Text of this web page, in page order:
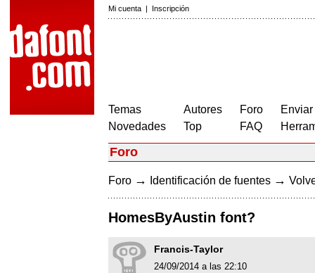
Mi cuenta | Inscripción
Temas
Novedades
Autores
Top
Foro
FAQ
Foro
Foro → Identificación de fuentes →
HomesByAustin font?
Francis-Taylor
24/09/2014 a las 22:10